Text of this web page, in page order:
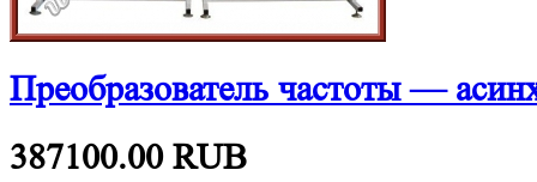
Преобразователь частоты —
387100.00RUB